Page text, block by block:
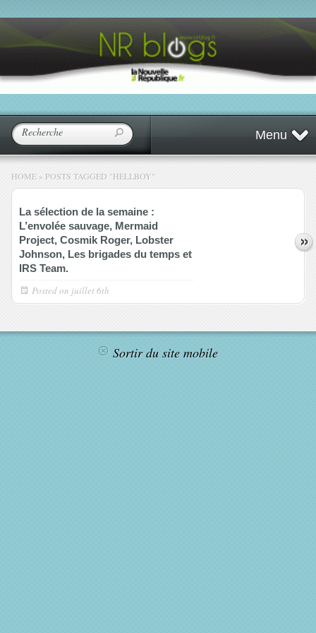
Menu
HOME » POSTS TAGGED "HELLBOY"
La sélection de la semaine :
L’envolée sauvage, Mermaid
Project, Cosmik Roger, Lobster
Johnson, Les brigades du temps et
IRS Team.
Posted on juillet 6th
Sortir du site mobile